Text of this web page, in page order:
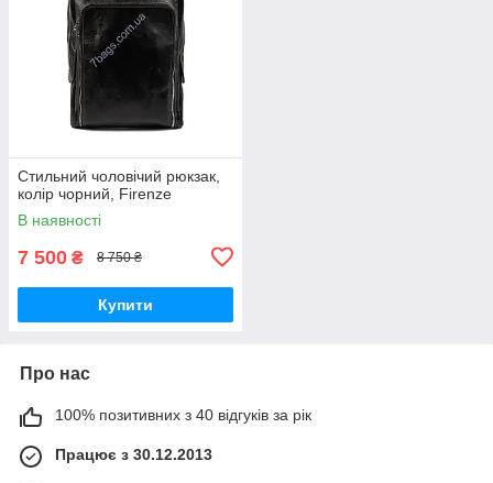
Стильний чоловічий рюкзак,
колір чорний, Firenze
В наявності
7 500 ₴ 8 750 ₴
Купити
Про нас
100% позитивних з 40 відгуків за рік
Працює з 30.12.2013